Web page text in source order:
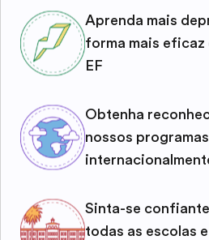
Aprenda mais
forma mais
EF
Obtenha
nossos
Sinta-se
todas as escolas